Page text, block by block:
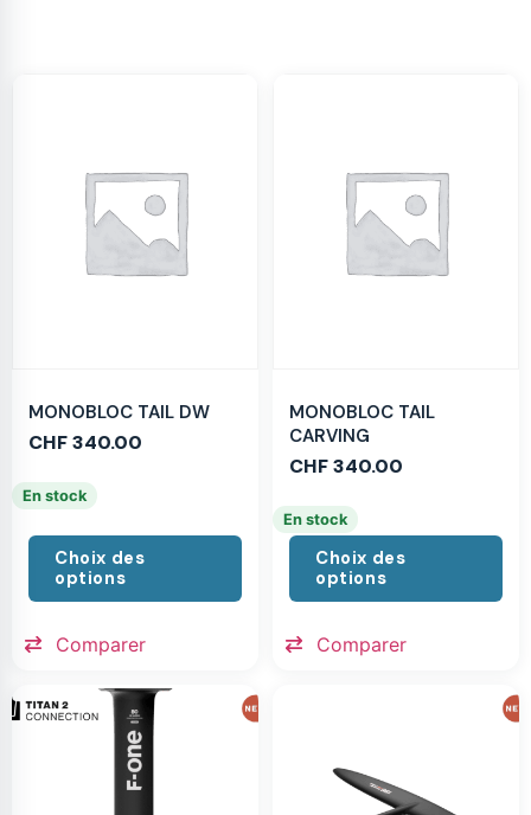
MONOBLOC TAIL DW
CHF340.00
En stock
Choix des
options
Comparer
MONOBLOC TAIL
CARVING
CHF340.00
En stock
Choix des
options
Comparer